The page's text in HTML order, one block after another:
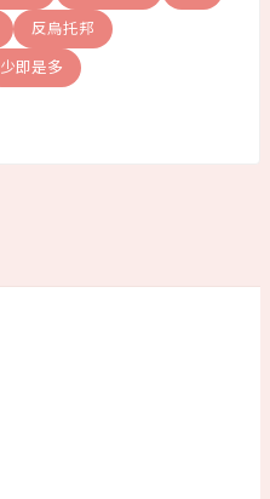
反烏托邦
少即是多